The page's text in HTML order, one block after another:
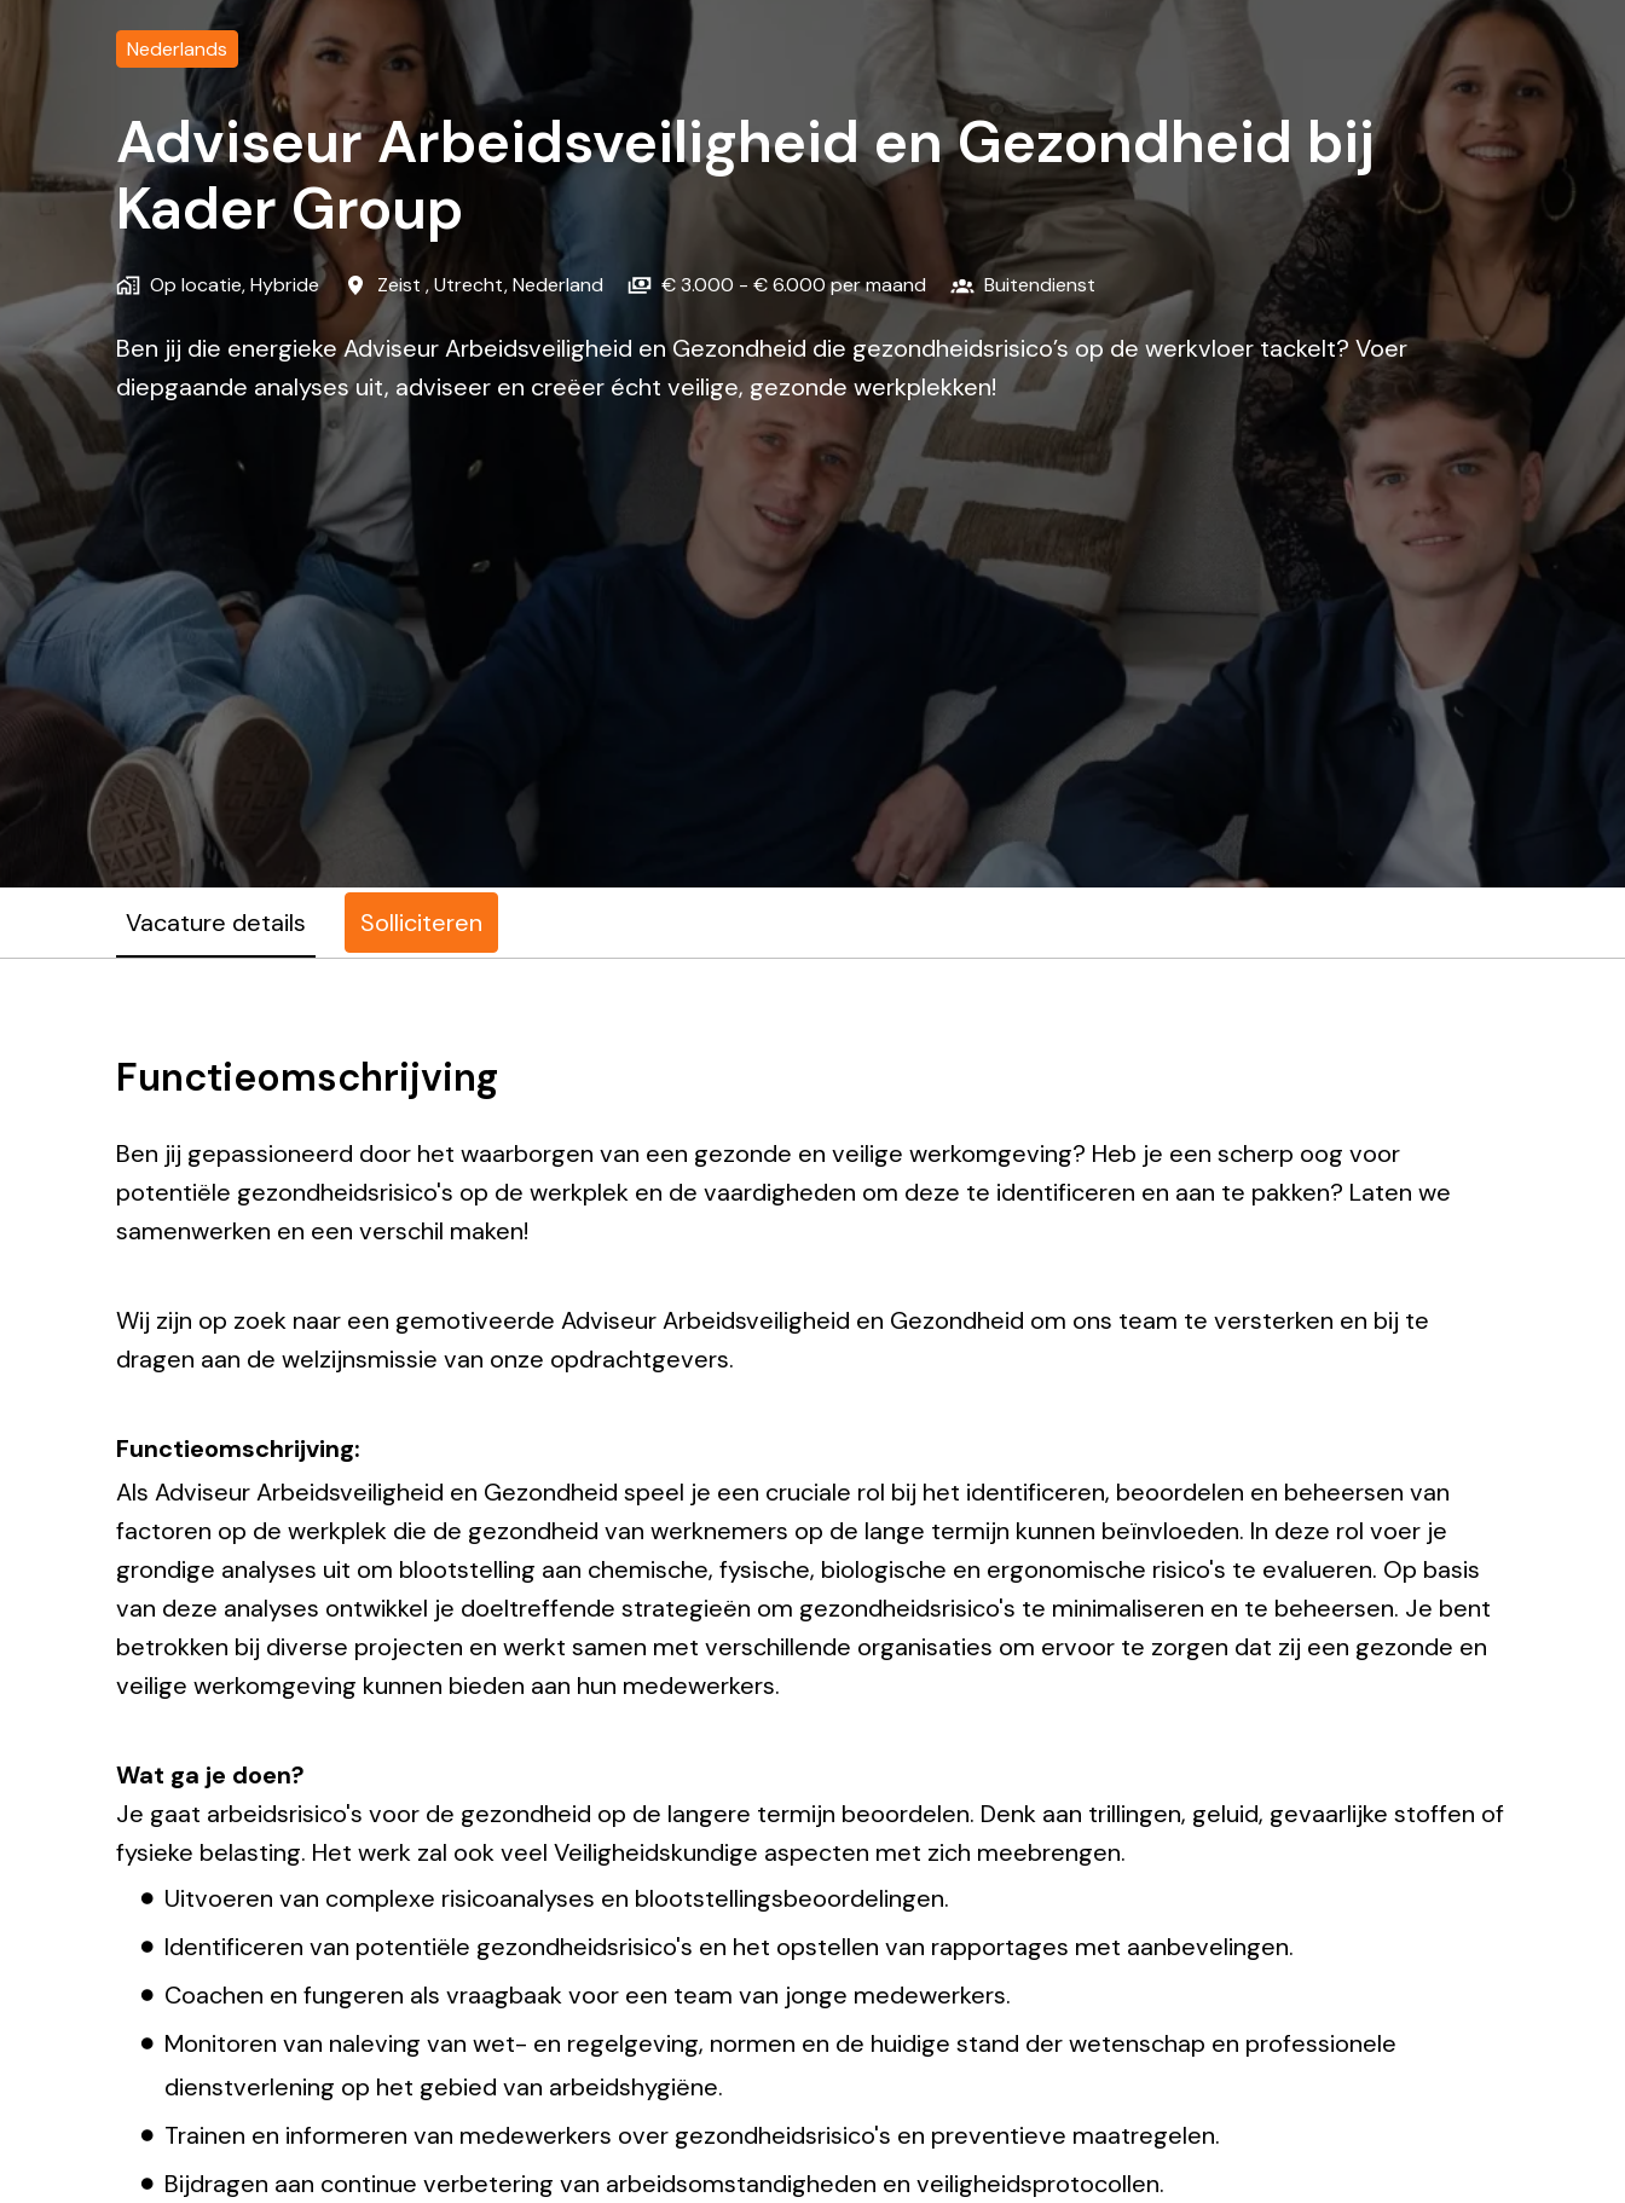
Nederlands
Adviseur Arbeidsveiligheid en Gezondheid bij
Kader Group
Op locatie, Hybride Zeist ,Utrecht,Nederland € 3.000 - € 6.000 per maand Buitendienst
Ben jij die energieke Adviseur Arbeidsveiligheid en Gezondheid die gezondheidsrisico’s op de werkvloer tackelt? Voer
diepgaande analyses uit, adviseer en creëer écht veilige, gezonde werkplekken!
Vacature details Solliciteren
Functieomschrijving
Ben jij gepassioneerd door het waarborgen van een gezonde en veilige werkomgeving? Heb je een scherp oog voor
potentiële gezondheidsrisico's op de werkplek en de vaardigheden om deze te identificeren en aan te pakken? Laten we
samenwerken en een verschil maken!
Wij zijn op zoek naar een gemotiveerde Adviseur Arbeidsveiligheid en Gezondheid om ons team te versterken en bij te
dragen aan de welzijnsmissie van onze opdrachtgevers.
Functieomschrijving:
Als Adviseur Arbeidsveiligheid en Gezondheid speel je een cruciale rol bij het identificeren, beoordelen en beheersen van
factoren op de werkplek die de gezondheid van werknemers op de lange termijn kunnen beïnvloeden. In deze rol voer je
grondige analyses uit om blootstelling aan chemische, fysische, biologische en ergonomische risico's te evalueren. Op basis
van deze analyses ontwikkel je doeltreffende strategieën om gezondheidsrisico's te minimaliseren en te beheersen. Je bent
betrokken bij diverse projecten en werkt samen met verschillende organisaties om ervoor te zorgen dat zij een gezonde en
veilige werkomgeving kunnen bieden aan hun medewerkers.
Wat ga je doen?
Je gaat arbeidsrisico's voor de gezondheid op de langere termijn beoordelen. Denk aan trillingen, geluid, gevaarlijke stoffen of
fysieke belasting. Het werk zal ook veel Veiligheidskundige aspecten met zich meebrengen.
Uitvoeren van complexe risicoanalyses en blootstellingsbeoordelingen.
Identificeren van potentiële gezondheidsrisico's en het opstellen van rapportages met aanbevelingen.
Coachen en fungeren als vraagbaak voor een team van jonge medewerkers.
Monitoren van naleving van wet- en regelgeving, normen en de huidige stand der wetenschap en professionele
dienstverlening op het gebied van arbeidshygiëne.
Trainen en informeren van medewerkers over gezondheidsrisico's en preventieve maatregelen.
Bijdragen aan continue verbetering van arbeidsomstandigheden en veiligheidsprotocollen.